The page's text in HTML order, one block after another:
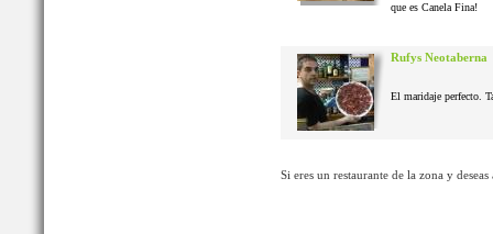
que es Canela Fina!
Rufys Neotaberna
El maridaje perfecto.
Si eres un restaurante de la zona y